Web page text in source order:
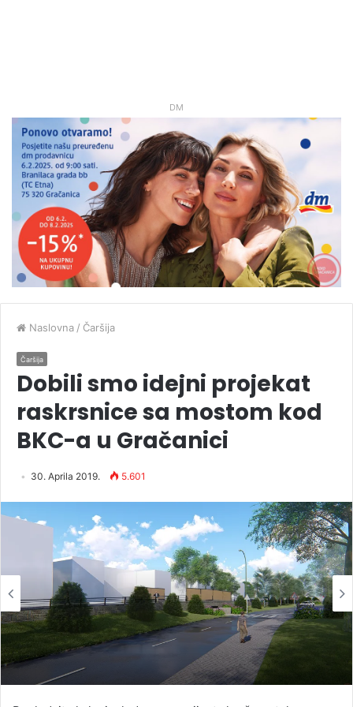
DM
Naslovna / Čaršija
Čaršija
Dobili smo idejni projekat
raskrsnice sa mostom kod
BKC-a u Gračanici
30. Aprila 2019. 5.601